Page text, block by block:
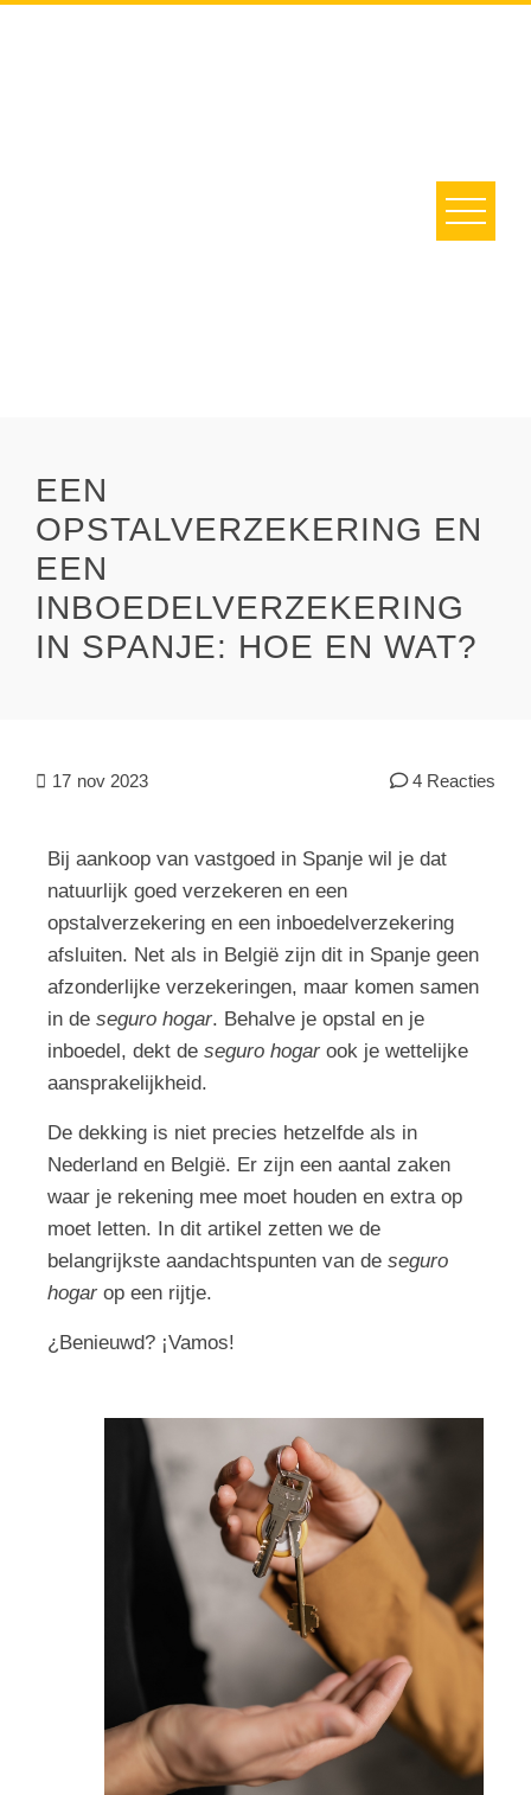
EEN
OPSTALVERZEKERING EN
EEN
INBOEDELVERZEKERING
IN SPANJE: HOE EN WAT?
17 nov 2023 4 Reacties
Bij aankoop van vastgoed in Spanje wil je dat
natuurlijk goed verzekeren en een
opstalverzekering en een inboedelverzekering
afsluiten. Net als in België zijn dit in Spanje geen
afzonderlijke verzekeringen, maar komen samen
in de seguro hogar. Behalve je opstal en je
inboedel, dekt de seguro hogar ook je wettelijke
aansprakelijkheid.
De dekking is niet precies hetzelfde als in
Nederland en België. Er zijn een aantal zaken
waar je rekening mee moet houden en extra op
moet letten. In dit artikel zetten we de
belangrijkste aandachtspunten van de seguro
hogar op een rijtje.
¿Benieuwd? ¡Vamos!